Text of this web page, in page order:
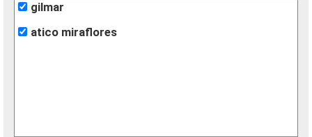
gilmar
atico miraflores